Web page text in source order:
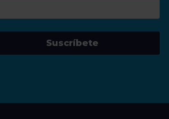
Suscríbete